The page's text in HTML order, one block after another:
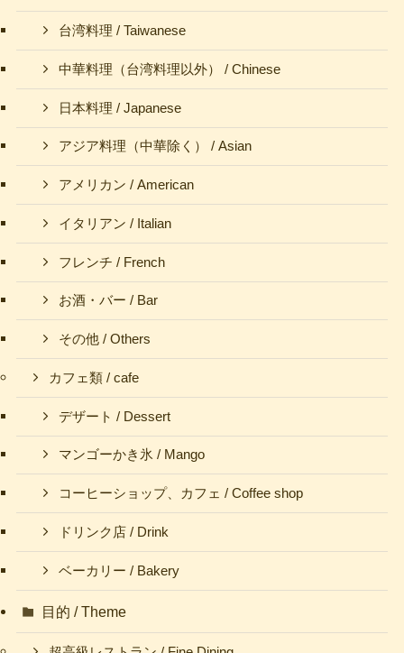
台湾料理 / Taiwanese
中華料理（台湾料理以外） / Chinese
日本料理 / Japanese
アジア料理（中華除く） / Asian
アメリカン / American
イタリアン / Italian
フレンチ / French
お酒・バー / Bar
その他 / Others
カフェ類 / cafe
デザート / Dessert
マンゴーかき氷 / Mango
コーヒーショップ、カフェ / Coffee shop
ドリンク店 / Drink
ベーカリー / Bakery
目的 / Theme